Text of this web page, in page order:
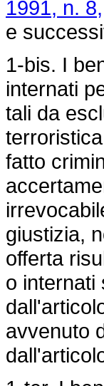
1991, n. 8,
e
1-bis. I
internati
tali da
fatto
giustizia,
offerta
o internati
avvenuto